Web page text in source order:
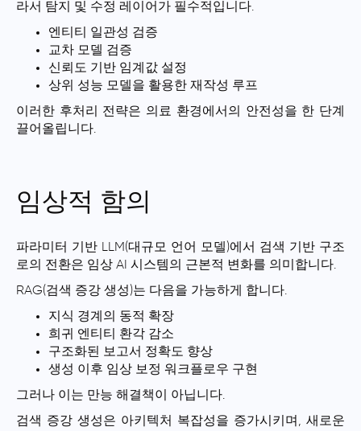
라서 탐지 및 수정 레이어가 필수적입니다.
엔티티 일관성 검증
교차 모델 검증
신뢰도 기반 임계값 설정
상위 성능 모델을 활용한 재작성 루프
이러한 후처리 전략은 의료 환경에서의 안전성을 한 단계
끌어올립니다.
임상적 함의
파라미터 기반 LLM(대규모 언어 모델)에서 검색 기반 구조
로의 전환은 임상 AI 시스템의 근본적 변화를 의미합니다.
RAG(검색 증강 생성)는 다음을 가능하게 합니다.
지식 경계의 동적 확장
희귀 엔티티 환각 감소
구조화된 보고서 정확도 향상
생성 이후 임상 보정 워크플로우 구현
그러나 이는 만능 해결책이 아닙니다.
검색 증강 생성은 아키텍처 복잡성을 증가시키며, 새로운